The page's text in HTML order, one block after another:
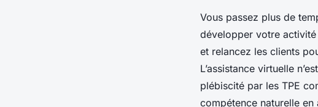
Vous passez plus de
développer votre
et relancez les clients
L’assistance virtuelle
plébiscité par les TPE
compétence naturelle en